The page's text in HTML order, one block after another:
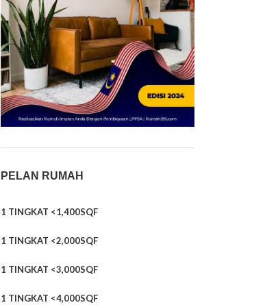
PELAN RUMAH
1 TINGKAT <1,400SQF
1 TINGKAT <2,000SQF
1 TINGKAT <3,000SQF
1 TINGKAT <4,000SQF